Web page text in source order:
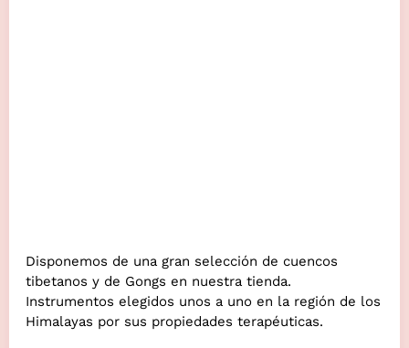
Disponemos de una gran selección de cuencos
tibetanos y de Gongs en nuestra tienda.
Instrumentos elegidos unos a uno en la región de los
Himalayas por sus propiedades terapéuticas.